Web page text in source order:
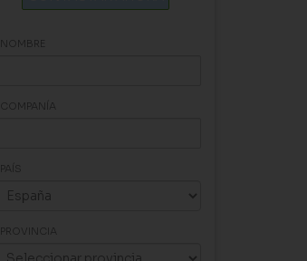
NOMBRE
COMPANÍA
PAÍS
PROVINCIA